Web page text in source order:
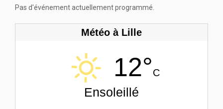
Pas d'événement actuellement programmé.
Météo à Lille
12°C
Ensoleillé